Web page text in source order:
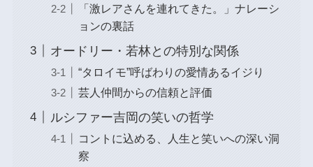
「激レアさんを連れてきた。」ナレーシ
ョンの裏話
オードリー・若林との特別な関係
“タロイモ”呼ばわりの愛情あるイジり
芸人仲間からの信頼と評価
ルシファー吉岡の笑いの哲学
コントに込める、人生と笑いへの深い洞
察